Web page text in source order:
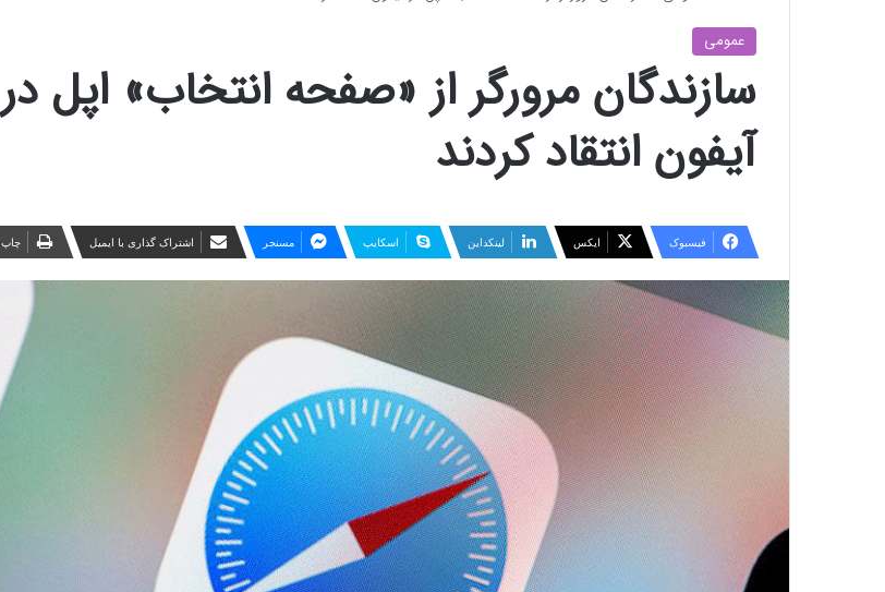
عمومی
سازندگان مرورگر از «صفحه انتخاب» اپل در
آیفون انتقاد کردند
فیسبوک ایکس لینکداین اسکایپ مسنجر اشتراک گذاری با ایمیل چاپ